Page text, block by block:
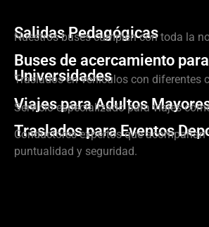
Salidas Pedagógicas
Nuestros buses cumplen con toda la
Buses de acercamiento para
Universidades
Traslados en vehículos con diferentes
Viajes para Adultos
Servicio especializado para viajes
Traslados para Eventos
Conductores expertos que
puntualidad y seguridad.